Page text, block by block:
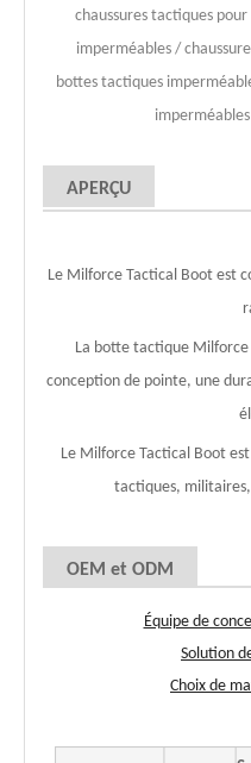
chaussures tactiques
imperméables /
bottes tactiques
APERÇU
Le Milforce Tactical Boot est
La botte tactique
conception de pointe, une
Le Milforce Tactical Boot
tactiques,
OEM et ODM
Équipe de
Solution
Choix de